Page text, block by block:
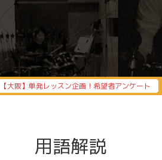
【大阪】単発レッスン企画！希望者アンケート
用語解説